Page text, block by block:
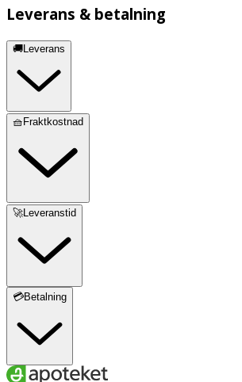
Leverans & betalning
🚚Leverans
🧺Fraktkostnad
🚀Leveranstid
💳Betalning